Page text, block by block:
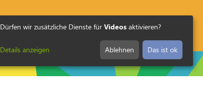
Dürfen wir zusätzliche Dienste für Videos aktivieren?
Details anzeigen Ablehnen Das ist ok